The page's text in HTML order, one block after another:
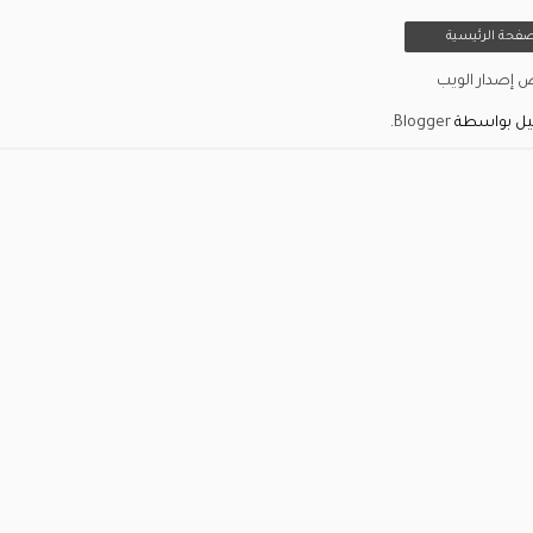
الرئيسية
إصدار الويب
بواسطة Blogger
.